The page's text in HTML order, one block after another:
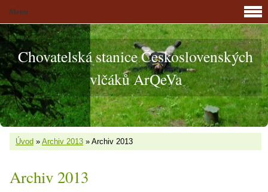
Chovatelská stanice Československých
vlčáků ArQeVa
Úvod » Archiv 2013 » Archiv 2013
Archiv 2013
Menu